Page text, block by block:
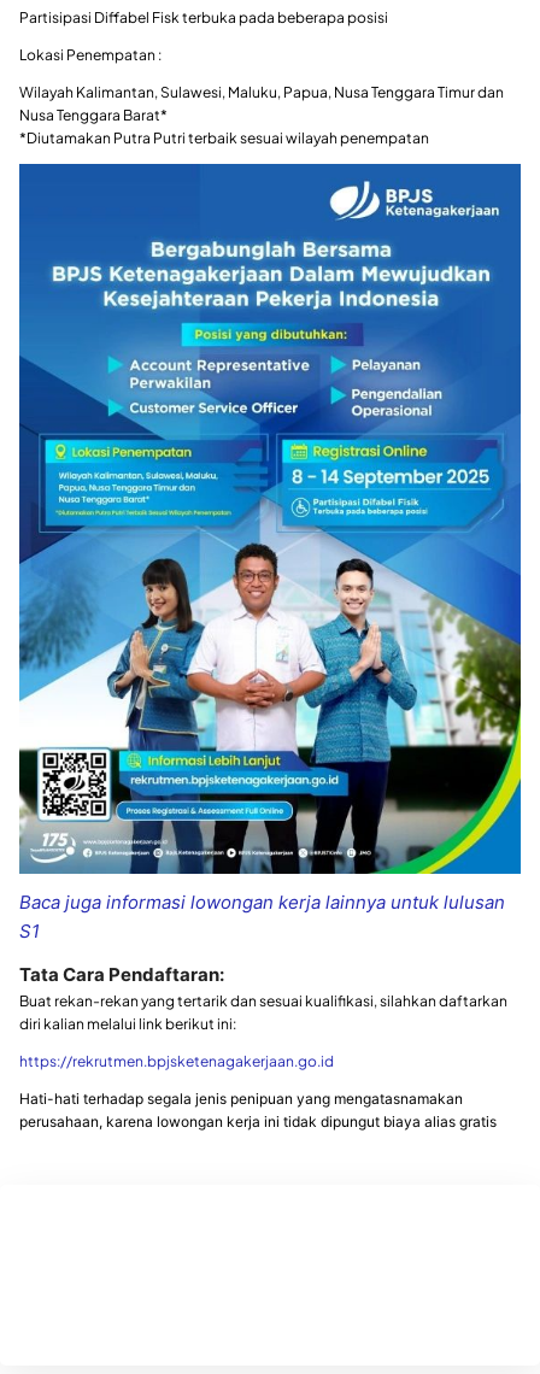
Partisipasi Diffabel Fisk terbuka pada beberapa posisi
Lokasi Penempatan :
Wilayah Kalimantan, Sulawesi, Maluku, Papua, Nusa Tenggara Timur dan
Nusa Tenggara Barat*
*Diutamakan Putra Putri terbaik sesuai wilayah penempatan
Baca juga informasi lowongan kerja lainnya untuk lulusan
S1
Tata Cara Pendaftaran:
Buat rekan-rekan yang tertarik dan sesuai kualifikasi, silahkan daftarkan
diri kalian melalui link berikut ini:
https://rekrutmen.bpjsketenagakerjaan.go.id
Hati-hati terhadap segala jenis penipuan yang mengatasnamakan
perusahaan, karena lowongan kerja ini tidak dipungut biaya alias gratis